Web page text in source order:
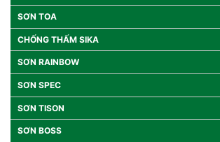
SƠN TOA
CHỐNG THẤM SIKA
SƠN RAINBOW
SƠN SPEC
SƠN TISON
SƠN BOSS